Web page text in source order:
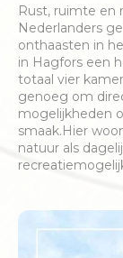
Rust, ruimte en
Nederlanders
onthaasten in
in Hagfors een
totaal vier
genoeg om
mogelijkheden
smaak.Hier
natuur als